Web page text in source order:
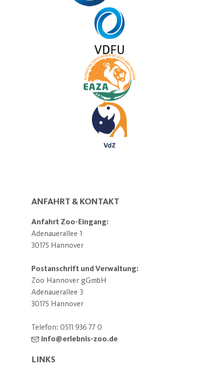
ANFAHRT & KONTAKT
Anfahrt Zoo-Eingang:
Adenauerallee 1
30175 Hannover
Postanschrift und Verwaltung:
Zoo Hannover gGmbH
Adenauerallee 3
30175 Hannover
Telefon: 0511 936 77 0
info@erlebnis-zoo.de
LINKS